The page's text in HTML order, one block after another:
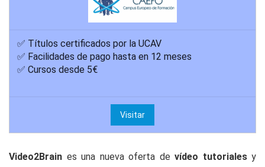
✅ Títulos certificados por la UCAV
✅ Facilidades de pago hasta en 12 meses
✅ Cursos desde 5€
Visitar
Video2Brain es una nueva oferta de vídeo tutorialesy